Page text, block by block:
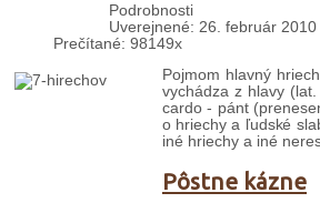
Podrobnosti
Uverejnené: 26. február 2010
Prečítané: 98149x
Pojmom hlavný
vychádza z hlavy
cardo - pánt
o hriechy a ľudské
iné hriechy a iné
Pôstne kázne